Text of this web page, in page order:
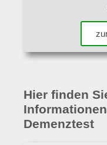
Hier finden
Demenztest